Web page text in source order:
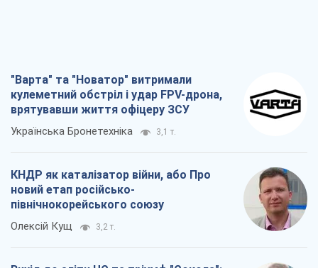
"Варта" та "Новатор" витримали
кулеметний обстріл і удар FPV-дрона,
врятувавши життя офіцеру ЗСУ
Українська Бронетехніка 3,1 т.
КНДР як каталізатор війни, або Про
новий етап російсько-
північнокорейського союзу
Олексій Кущ 3,2 т.